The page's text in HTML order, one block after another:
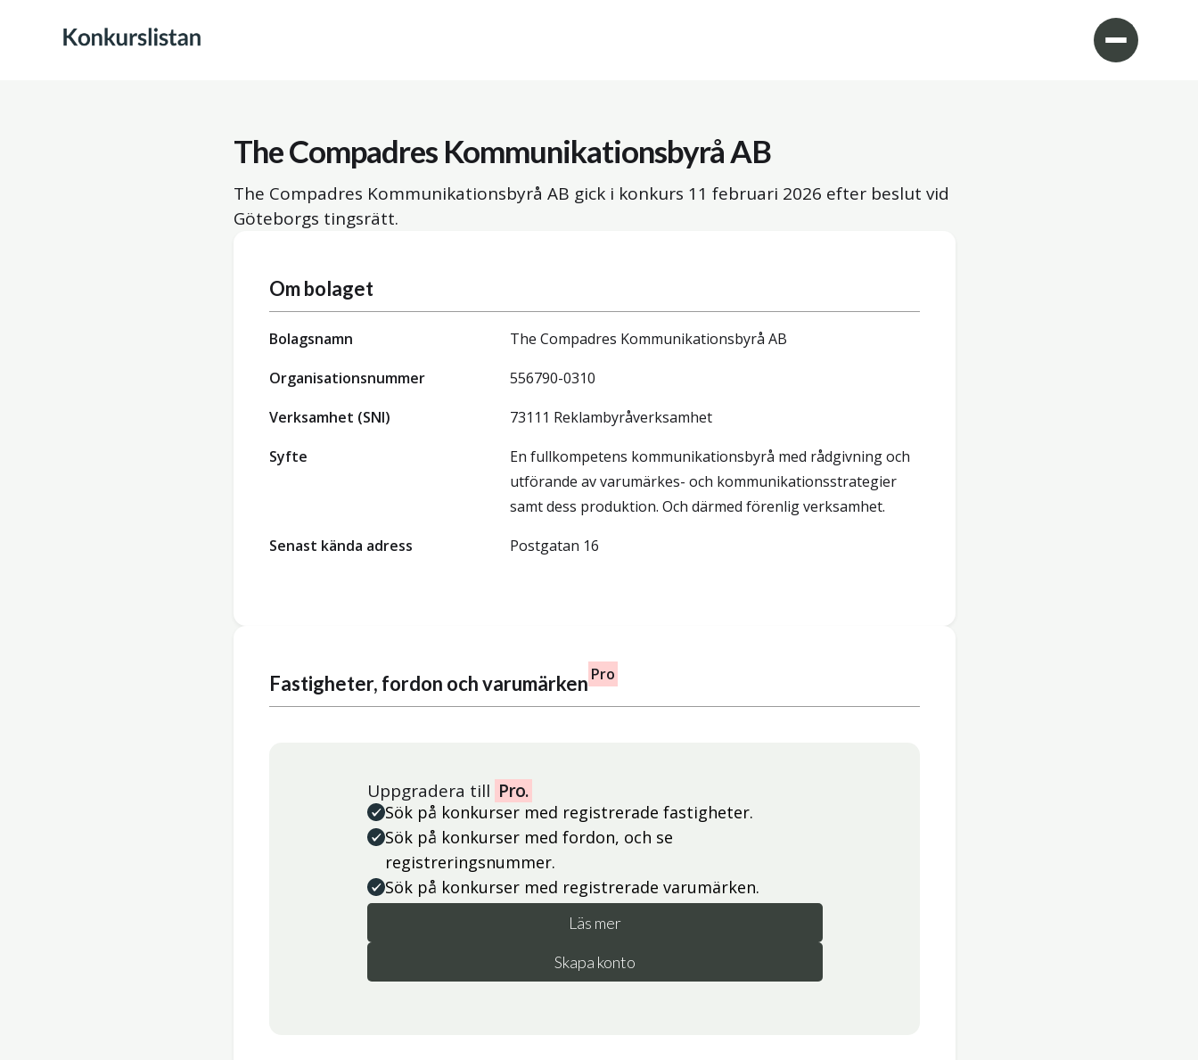
The Compadres Kommunikationsbyrå AB
The Compadres Kommunikationsbyrå AB gick i konkurs 11 februari 2026 efter beslut vid
Göteborgs tingsrätt.
Om bolaget
Bolagsnamn
The Compadres Kommunikationsbyrå AB
Organisationsnummer
556790-0310
Verksamhet (SNI)
73111 Reklambyråverksamhet
Syfte
En fullkompetens kommunikationsbyrå med rådgivning och
utförande av varumärkes- och kommunikationsstrategier
samt dess produktion. Och därmed förenlig verksamhet.
Senast kända adress
Postgatan 16
Fastigheter, fordon och varumärken Pro
Uppgradera till Pro.
Sök på konkurser med registrerade fastigheter.
Sök på konkurser med fordon, och se
registreringsnummer.
Sök på konkurser med registrerade varumärken.
Läs mer
Skapa konto